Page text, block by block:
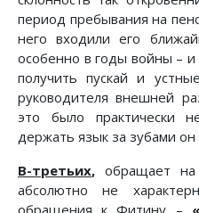
период пребывания на
него входили его
особенно в годы войны –
получить пускай и
руководителя внешней
это было практически
держать язык за зубами он
В-третьих, обращает на
абсолютно не